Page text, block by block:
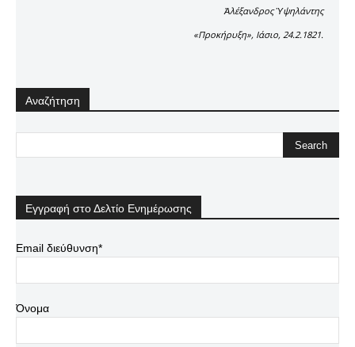
Ἀλέξανδρος Ὑψηλάντης
«Προκήρυξη», Ιάσιο, 24.2.1821.
Αναζήτηση
Εγγραφή στο Δελτίο Ενημέρωσης
Email διεύθυνση*
Όνομα